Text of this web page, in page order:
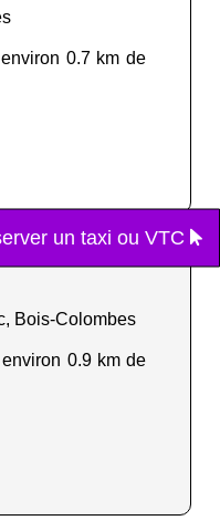
0.7 km de
Bois-Colombes
0.9 km de
un taxi ou VTC